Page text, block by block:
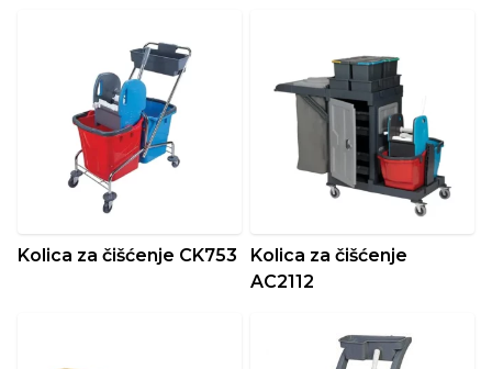
Kolica za čišćenje CK753
Kolica za čišćenje
AC2112